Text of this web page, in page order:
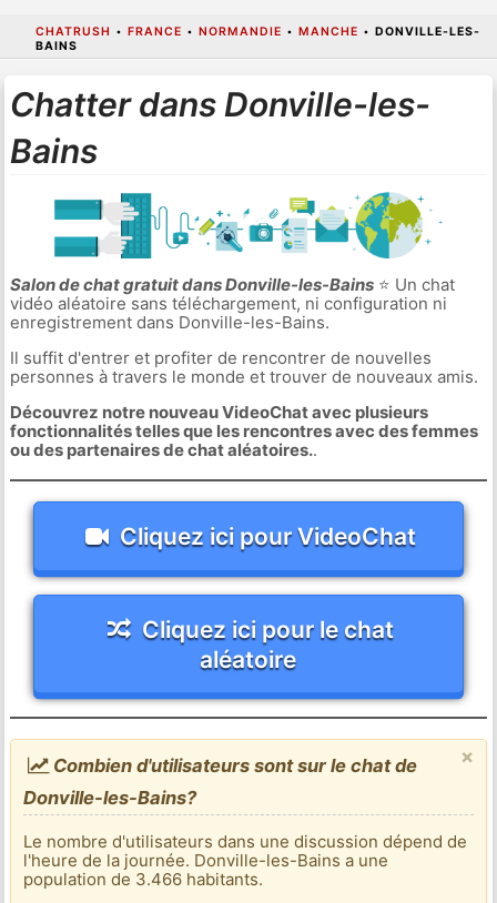
CHATRUSH • FRANCE • NORMANDIE • MANCHE • DONVILLE-LES-
BAINS
Chatter dans Donville-les-
Bains
Salon de chat gratuit dans Donville-les-Bains⭐ Un chat
vidéo aléatoire sans téléchargement, ni configuration ni
enregistrement dans Donville-les-Bains.
Il suffit d'entrer et profiter de rencontrer de nouvelles
personnes à travers le monde et trouver de nouveaux amis.
Découvrez notre nouveau VideoChat avec plusieurs
fonctionnalités telles que les rencontres avec des femmes
ou des partenaires de chat aléatoires..
Cliquez ici pour VideoChat
Cliquez ici pour le chat
aléatoire
×
Combien d'utilisateurs sont sur le chat de
Donville-les-Bains?
Le nombre d'utilisateurs dans une discussion dépend de
l'heure de la journée. Donville-les-Bains a une
population de 3.466 habitants.